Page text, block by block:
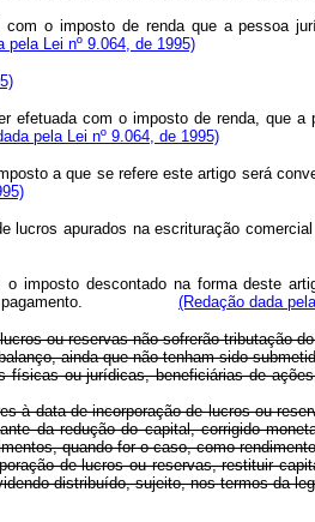
o imposto de renda que a pessoa
pela Lei nº 9.064, de 1995)
efetuada com o imposto de renda,
pela Lei nº 9.064, de 1995)
a que se refere este artigo será
de lucros apurados na
imposto descontado na forma deste
mês de pagamento. (Redação dada
ou reservas não sofrerão tributação
ainda que não tenham sido
ou jurídicas, beneficiárias de
à data de incorporação de lucros ou
da redução do capital, corrigido
quando for o caso, como
de lucros ou reservas, restituir
distribuído, sujeito, nos termos da